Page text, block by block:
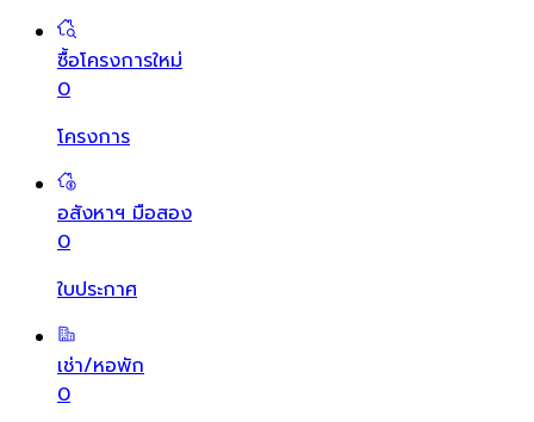
ซื้อโครงการใหม่
0
โครงการ
อสังหาฯ มือสอง
0
ใบประกาศ
เช่า/หอพัก
0